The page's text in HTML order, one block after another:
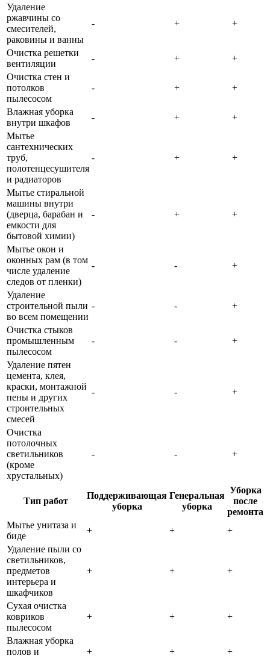
Удаление
ржавчины со
смесителей,
раковины и ванны
- + +
Очистка решетки
вентиляции
- +
+
Очистка стен и
потолков
пылесосом
- + +
Влажная уборка
внутри шкафов
- +
+
Мытье
сантехнических
труб,
полотенцесушителя
и радиаторов
- + +
Мытье стиральной
машины внутри
(дверца, барабан и
емкости для
бытовой химии)
- + +
Мытье окон и
оконных рам (в том
числе удаление
следов от пленки)
- - +
Удаление
строительной пыли
во всем помещении
- - +
Очистка стыков
промышленным
пылесосом
- - +
Удаление пятен
цемента, клея,
краски, монтажной
пены и других
строительных
смесей
- - +
Очистка
потолочных
светильников
(кроме
хрустальных)
- - +
Тип работ
Поддерживающая
уборка
Генеральная
уборка
Уборка
после
ремонта
Мытье унитаза и
биде
+ +
+
Удаление пыли со
светильников,
предметов
интерьера и
шкафчиков
+ + +
Сухая очистка
ковриков
пылесосом
+ + +
Влажная уборка
полов и
+ + +